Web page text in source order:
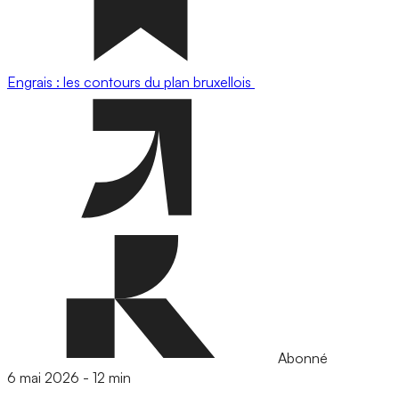
Engrais : les contours du plan bruxellois
Abonné
6 mai 2026 - 12 min